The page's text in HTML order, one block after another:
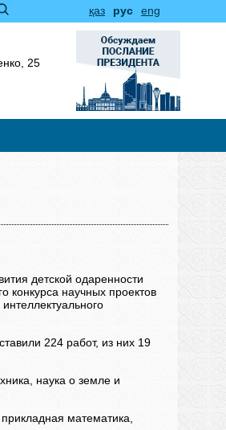
қаз рус eng
25
детской одаренности
конкурса научных проектов
224 работ, из них 19
наука о земле и
математика,